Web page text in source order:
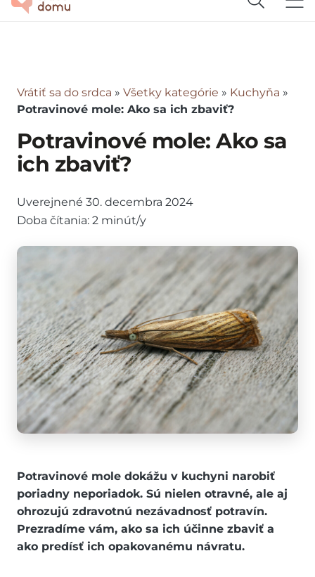
Vrátiť sa do srdca » Všetky kategórie » Kuchyňa »
Potravinové mole: Ako sa ich zbaviť?
Potravinové mole: Ako sa
ich zbaviť?
Uverejnené 30. decembra 2024
Doba čítania: 2 minút/y
Potravinové mole dokážu v kuchyni narobiť
poriadny neporiadok. Sú nielen otravné, ale aj
ohrozujú zdravotnú nezávadnosť potravín.
Prezradíme vám, ako sa ich účinne zbaviť a
ako predísť ich opakovanému návratu.